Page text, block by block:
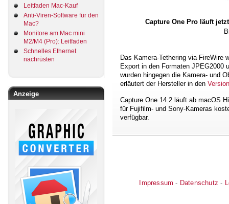
Leitfaden Mac-Kauf
Anti-Viren-Software für den
Mac?
Monitore am Mac mini
M2/M4 (Pro): Leitfaden
Schnelles Ethernet
nachrüsten
Anzeige
Capture One Pro läuft
Das Kamera-Tethering via FireWire
Export in den Formaten JPEG2000
wurden hingegen die Kamera- und
erläutert der Hersteller in den
Capture One 14.2 läuft ab macOS
für Fujifilm- und Sony-Kameras
verfügbar.
Impressum - Datenschutz -